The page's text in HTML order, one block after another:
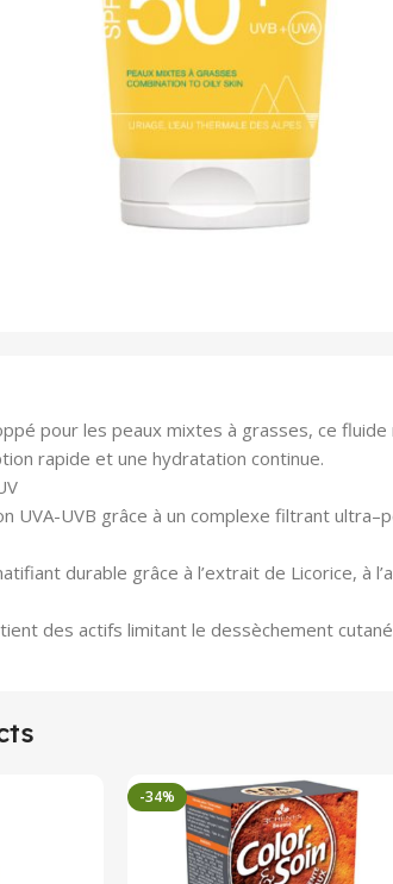
pour les peaux mixtes à grasses, ce
rapide et une hydratation continue.
UVA-UVB grâce à un complexe filtrant
durable grâce à l’extrait de Licorice, à
des actifs limitant le dessèchement
-34%